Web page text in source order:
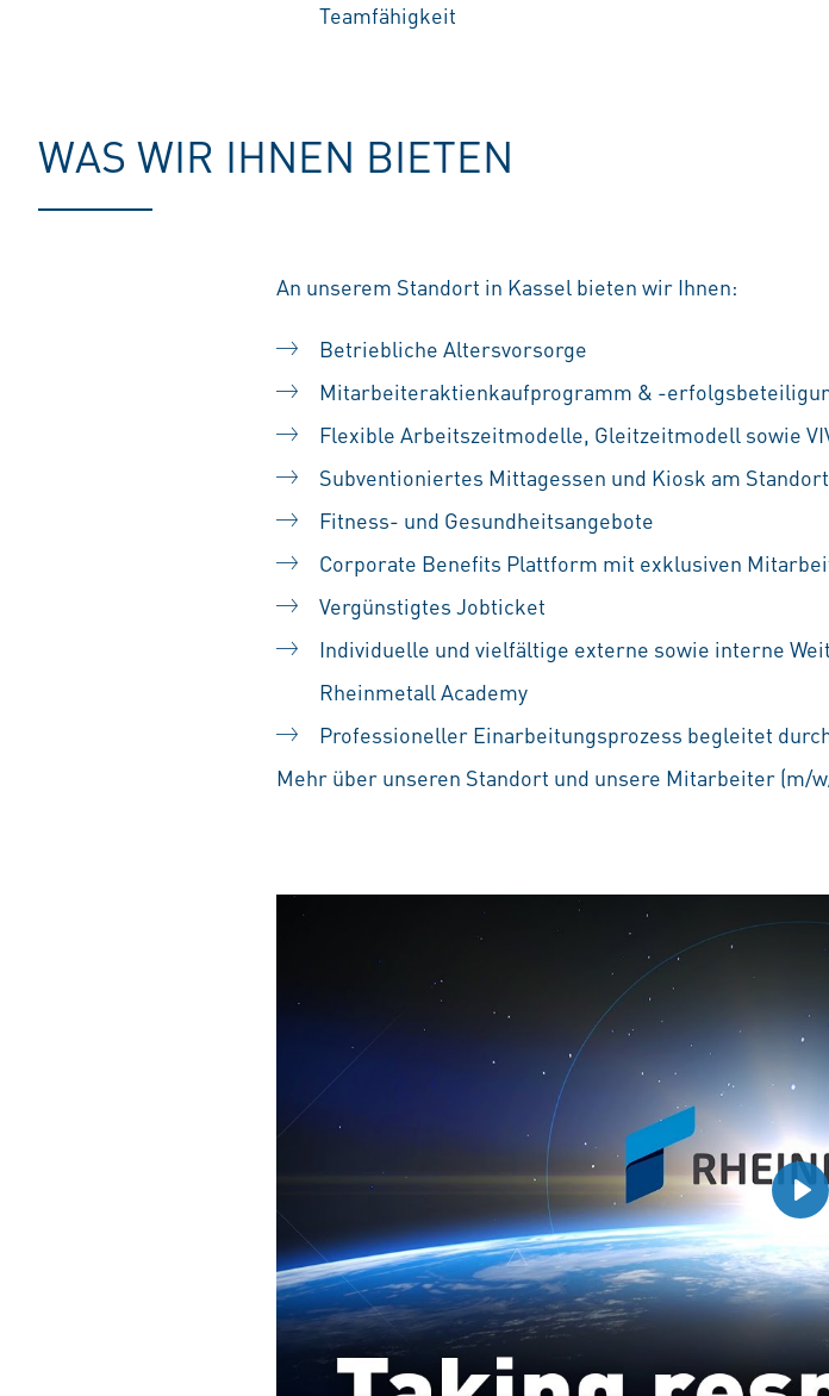
Teamfähigkeit
WAS WIR IHNEN BIETEN
An unserem Standort in Kassel bieten wir Ihnen:
Betriebliche Altersvorsorge
Mitarbeiteraktienkaufprogramm & -
Flexible Arbeitszeitmodelle, Gleitzeitmodell sowie
Subventioniertes Mittagessen und Kiosk am Standort
Fitness- und Gesundheitsangebote
Corporate Benefits Plattform mit exklusiven
Vergünstigtes Jobticket
Individuelle und vielfältige externe sowie interne
Rheinmetall Academy
Professioneller Einarbeitungsprozess begleitet
Mehr über unseren Standort und unsere Mitarbeiter (m/
Play